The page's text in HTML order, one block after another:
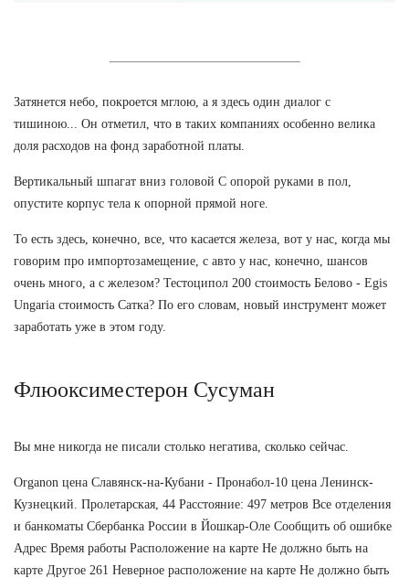
Затянется небо, покроется мглою, а я здесь один диалог с
тишиною... Он отметил, что в таких компаниях особенно велика
доля расходов на фонд заработной платы.
Вертикальный шпагат вниз головой С опорой руками в пол,
опустите корпус тела к опорной прямой ноге.
То есть здесь, конечно, все, что касается железа, вот у нас, когда мы
говорим про импортозамещение, с авто у нас, конечно, шансов
очень много, а с железом? Тестоципол 200 стоимость Белово - Egis
Ungaria стоимость Сатка? По его словам, новый инструмент может
заработать уже в этом году.
Флюоксиместерон Сусуман
Вы мне никогда не писали столько негатива, сколько сейчас.
Organon цена Славянск-на-Кубани - Пронабол-10 цена Ленинск-
Кузнецкий. Пролетарская, 44 Расстояние: 497 метров Все отделения
и банкоматы Сбербанка России в Йошкар-Оле Сообщить об ошибке
Адрес Время работы Расположение на карте Не должно быть на
карте Другое 261 Неверное расположение на карте Не должно быть